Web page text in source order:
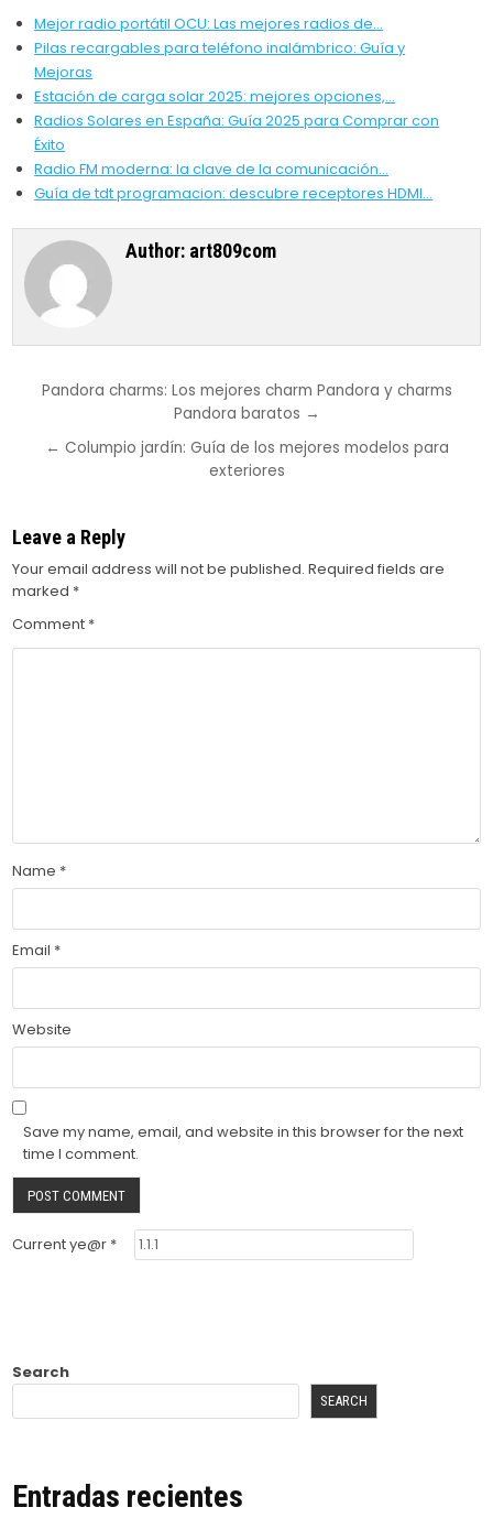
Mejor radio portátil OCU: Las mejores radios de…
Pilas recargables para teléfono inalámbrico: Guía y
Mejoras
Estación de carga solar 2025: mejores opciones,…
Radios Solares en España: Guía 2025 para Comprar con
Éxito
Radio FM moderna: la clave de la comunicación…
Guía de tdt programacion: descubre receptores HDMI…
Author: art809com
Post
Pandora charms: Los mejores charm Pandora y charms
Pandora baratos →
← Columpio jardín: Guía de los mejores modelos para
exteriores
Leave a Reply
Your email address will not be published. Required fields are
marked *
Comment *
Name *
Email *
Website
Save my name, email, and website in this browser for the next
time I comment.
Current ye@r *
Search
SEARCH
Entradas recientes